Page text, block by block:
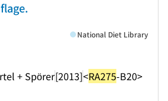
+ Spörer[2013]<RA275-B20>
National Diet Library